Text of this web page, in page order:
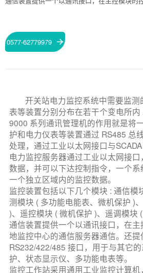
监控工作站采用通用工业监控计算机，操作系
软件在至少一台单独的计算机上 24 小时运行
而且还同时记录各种告警数据，开机后 24 小
记录工作站两台互相备份，保证每天 24 小时
在有紧急的告警信息到来时，系统会立即推出
面，发出声光报管，可以帮助监控人员找出问
通当值人员的手机或者电话，通知当值人员。
可以工作。在任意的地点，任意的时间，只要
的权限就可以监测开关站。而控制权只能在本
行。各种数据和运行日志被记录于标准的数据
软件直接生成相应的报表。同时也给用户提供
到用户现有的 MIS 系统中，组成复杂应用。系
理系统接口，为设备管理系统提供原始的设备
0577-62779979
开关站电力监控系统中需要监测
表等装置分别分布在若干个变电所内
9000 系列通讯管理机的作用就是将
护和电力仪表等装置通过 RS485 总
处理，通过工业以太网接口与SCADA
电力监控服务器通过工业以太网接
数据，并可以下达控制指令，一个
一个独立区域内的监控数据。
监控装置包括以下几个模块 : 通信模
测模块 ( 多功能电能表、微机保护 )
)、遥控模块 ( 微机保护 )、遥调模块 (
通信装置提供一个以通讯接口，在
地监控中心的通信服务器通信。还提
RS232/422/485 接口，用于与其它
护、状态显示仪、多功能电表等。
监控工作站采用通用工业监控计算